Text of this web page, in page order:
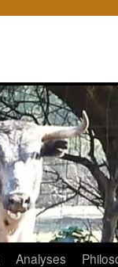
Analyses